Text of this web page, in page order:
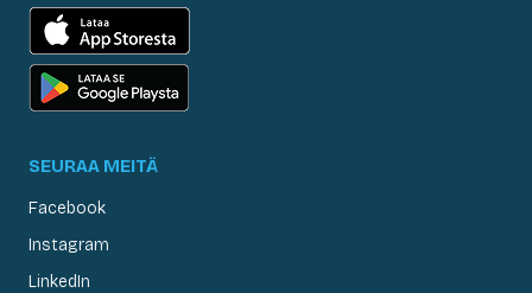
SEURAA MEITÄ
Facebook
Instagram
LinkedIn